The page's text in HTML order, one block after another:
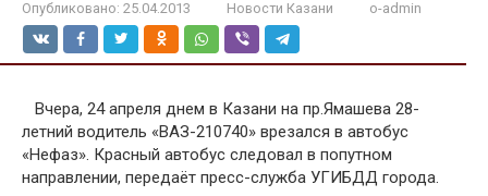
Опубликовано: 25.04.2013 Новости Казани o-admin
Вчера, 24 апреля днем в Казани на пр.Ямашева 28-
летний водитель «ВАЗ-210740» врезался в автобус
«Нефаз». Красный автобус следовал в попутном
направлении, передаёт пресс-служба УГИБДД города.